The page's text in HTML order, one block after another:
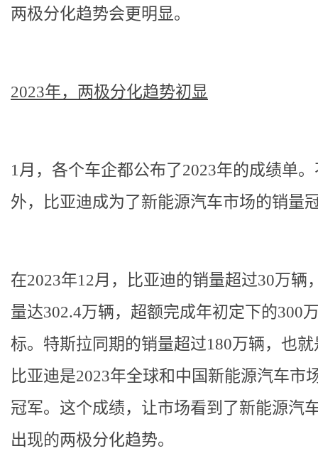
两极分化趋势会更明显。
2023年，两极分化趋势初显
1月，各个车企都公布了2023年的成绩单
外，比亚迪成为了新能源汽车市场的销量
在2023年12月，比亚迪的销量超过30万辆
量达302.4万辆，超额完成年初定下的300
标。特斯拉同期的销量超过180万辆，也
比亚迪是2023年全球和中国新能源汽车市
冠军。这个成绩，让市场看到了新能源汽
出现的两极分化趋势。